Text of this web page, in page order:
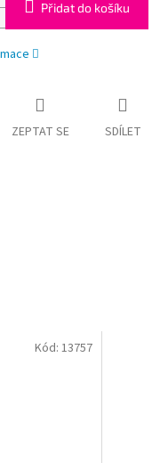
Přidat do košíku
ZEPTAT SE SDÍLET
Kód:13757